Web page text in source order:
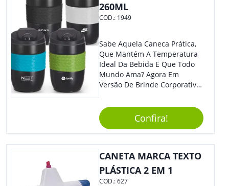
260ML
COD.: 1949
Sabe Aquela Caneca Prática,
Que Mantém A Temperatura
Ideal Da Bebida E Que Todo
Mundo Ama? Agora Em
Versão De Brinde Corporativo
Sua Marca Com Muito Estilo E
Acrescentar Ainda Mais
Praticidade À Eventos E Feiras
De Exposição.
Confira!
CANETA MARCA TEXTO
PLÁSTICA 2 EM 1
COD.:627